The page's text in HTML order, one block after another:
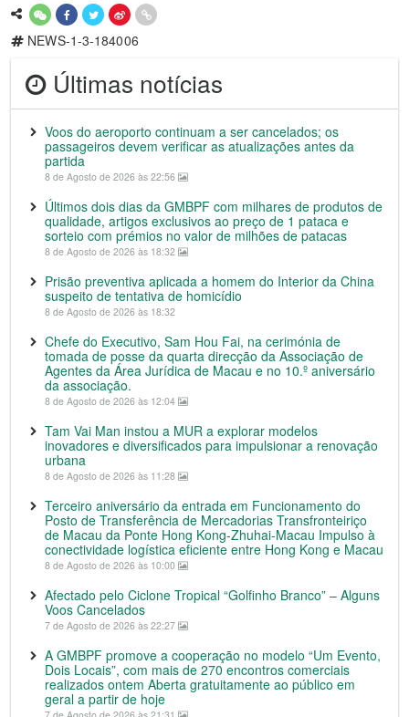
NEWS-1-3-184006
Últimas notícias
Voos do aeroporto continuam a ser cancelados; os
passageiros devem verificar as atualizações antes da
partida
8 de Agosto de 2026 às 22:56
Últimos dois dias da GMBPF com milhares de produtos de
qualidade, artigos exclusivos ao preço de 1 pataca e
sorteio com prémios no valor de milhões de patacas
8 de Agosto de 2026 às 18:32
Prisão preventiva aplicada a homem do Interior da China
suspeito de tentativa de homicídio
8 de Agosto de 2026 às 18:32
Chefe do Executivo, Sam Hou Fai, na cerimónia de
tomada de posse da quarta direcção da Associação de
Agentes da Área Jurídica de Macau e no 10.º aniversário
da associação.
8 de Agosto de 2026 às 12:04
Tam Vai Man instou a MUR a explorar modelos
inovadores e diversificados para impulsionar a renovação
urbana
8 de Agosto de 2026 às 11:28
Terceiro aniversário da entrada em Funcionamento do
Posto de Transferência de Mercadorias Transfronteiriço
de Macau da Ponte Hong Kong-Zhuhai-Macau Impulso à
conectividade logística eficiente entre Hong Kong e Macau
8 de Agosto de 2026 às 10:00
Afectado pelo Ciclone Tropical “Golfinho Branco” – Alguns
Voos Cancelados
7 de Agosto de 2026 às 22:27
A GMBPF promove a cooperação no modelo “Um Evento,
Dois Locais”, com mais de 270 encontros comerciais
realizados ontem Aberta gratuitamente ao público em
geral a partir de hoje